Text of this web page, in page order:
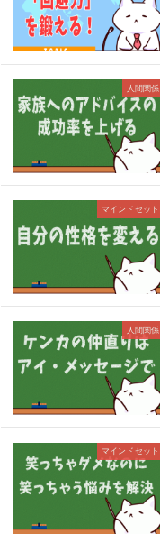
人間関係
マインドセット
人間関係
マインドセット